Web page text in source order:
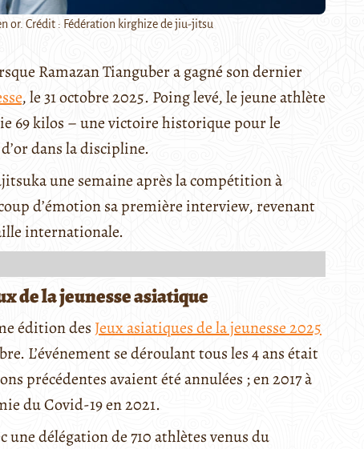
or. Crédit : Fédération kirghize de jiu-jitsu
Ramazan Tianguber a gagné son dernier
, le 31 octobre 2025. Poing levé, le jeune athlète
69 kilos – une victoire historique pour le
dans la discipline.
une semaine après la compétition à
d’émotion sa première interview, revenant
internationale.
de la jeunesse asiatique
édition des Jeux asiatiques de la jeunesse 2025
L’événement se déroulant tous les 4 ans était
précédentes avaient été annulées ; en 2017 à
du Covid-19 en 2021.
une délégation de 710 athlètes venus du